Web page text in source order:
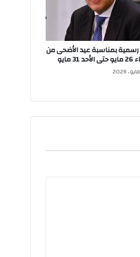
رسمية بمناسبة عيد الأضحى من
مايو